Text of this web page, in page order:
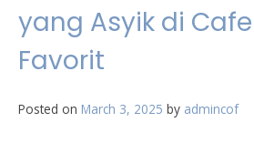
yang Asyik di
Favorit
Posted on March 3, 2025 by admincof